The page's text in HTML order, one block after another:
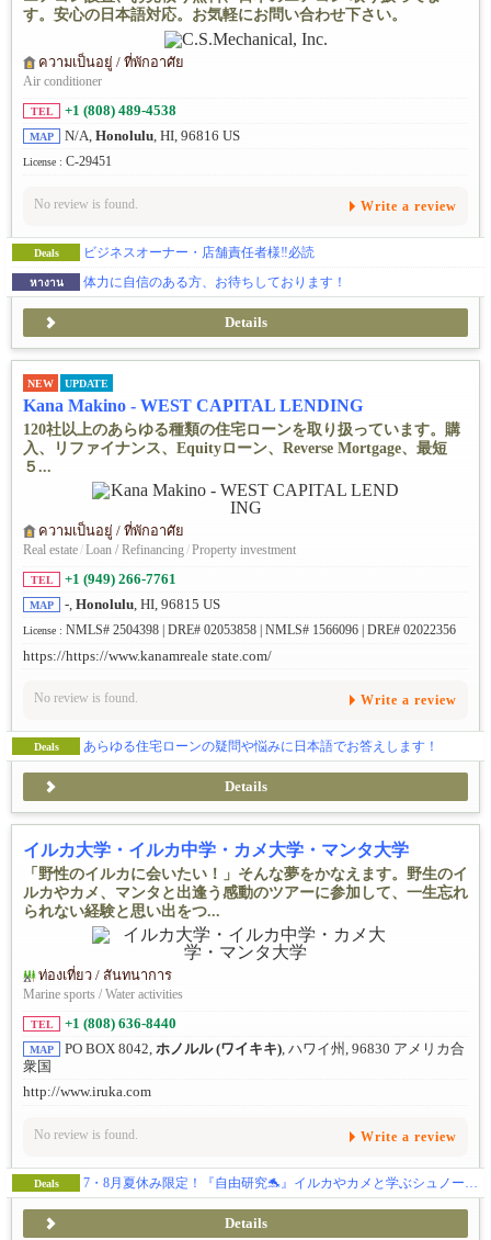
す。安心の日本語対応。お気軽にお問い合わせ下さい。
ความเป็นอยู่ / ที่พักอาศัย
Air conditioner
TEL +1 (808) 489-4538
MAP N/A, Honolulu, HI, 96816 US
License : C-29451
No review is found. Write a review
Deals ビジネスオーナー・店舗責任者様‼️必読
หางาน 体力に自信のある方、お待ちしております！
Details
NEW UPDATE
Kana Makino - WEST CAPITAL LENDING
120社以上のあらゆる種類の住宅ローンを取り扱っています。購
入、リファイナンス、Equityローン、Reverse Mortgage、最短
５...
ความเป็นอยู่ / ที่พักอาศัย
Real estate/Loan / Refinancing /Property investment
TEL +1 (949) 266-7761
MAP -, Honolulu , HI, 96815 US
License : NMLS# 2504398 | DRE# 02053858 | NMLS# 1566096 | DRE# 02022356
https://https://www.kanamreale state.com/
No review is found. Write a review
Deals あらゆる住宅ローンの疑問や悩みに日本語でお答えします！
Details
イルカ大学・イルカ中学・カメ大学・マンタ大学
「野性のイルカに会いたい！」そんな夢をかなえます。野生のイ
ルカやカメ、マンタと出逢う感動のツアーに参加して、一生忘れ
られない経験と思い出をつ...
ท่องเที่ยว / สันทนาการ
Marine sports / Water activities
TEL +1 (808) 636-8440
MAP PO BOX 8042, ホノルル (ワイキキ), ハワイ州, 96830 アメリカ合
衆国
http://www.iruka.com
No review is found. Write a review
Deals 7・8月夏休み限定！『自由研究🐬』イルカやカメと学ぶシュノーケリングプラン！
Details